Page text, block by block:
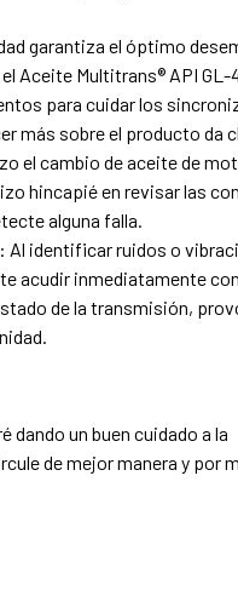
garantiza el óptimo
Aceite Multitrans® API GL-
para cuidar los
más sobre el producto da
el cambio de aceite de
hincapié en revisar las
alguna falla.
: Al identificar ruidos o
acudir inmediatamente
de la transmisión,
dando un buen cuidado a la
de mejor manera y por